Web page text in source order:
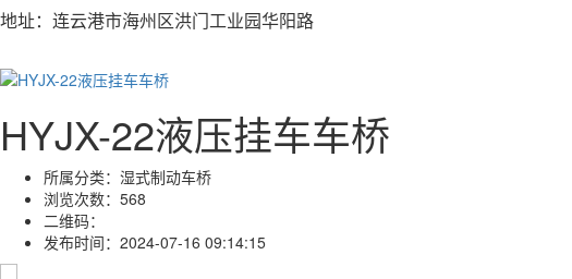
地址：连云港市海州区洪门工业园华阳路
HYJX-22液压挂车车桥
所属分类： 湿式制动车桥
浏览次数： 568
二维码：
发布时间： 2024-07-16 09:14:15